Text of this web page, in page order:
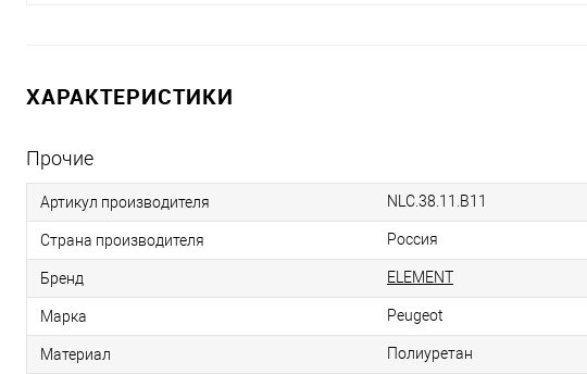
ХАРАКТЕРИСТИКИ
Прочие
Артикул производителя NLC.38.11.B11
Страна производителя Россия
Бренд ELEMENT
Марка Peugeot
Материал Полиуретан